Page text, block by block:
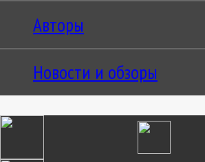
Авторы
Новости и обзоры